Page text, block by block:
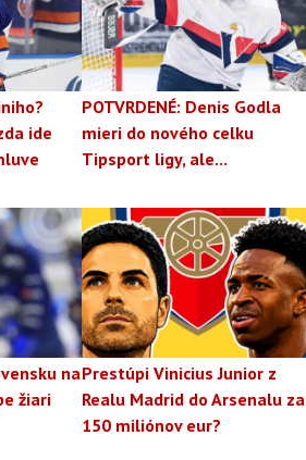
ide
POTVRDENÉ: Denis Godla
mieri do nového celku
Tipsport ligy, ale...
na
žiari
Prestúpi Vinicius Junior z
Realu Madrid do Arsenalu za
150 miliónov eur?